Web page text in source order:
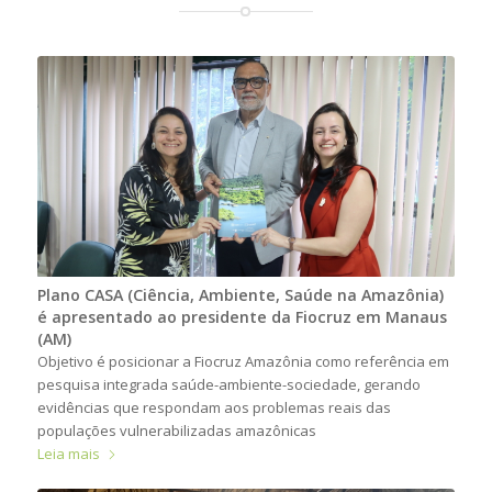
Plano CASA (Ciência, Ambiente, Saúde na Amazônia)
é apresentado ao presidente da Fiocruz em Manaus
(AM)
Objetivo é posicionar a Fiocruz Amazônia como referência em
pesquisa integrada saúde-ambiente-sociedade, gerando
evidências que respondam aos problemas reais das
populações vulnerabilizadas amazônicas
Leia mais